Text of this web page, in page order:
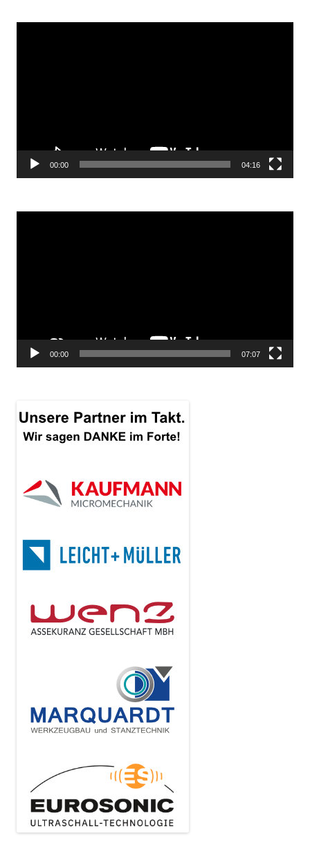
00:00 04:16
00:00 07:07